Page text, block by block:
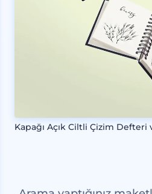
Kapağı Açık Ciltli Çizim